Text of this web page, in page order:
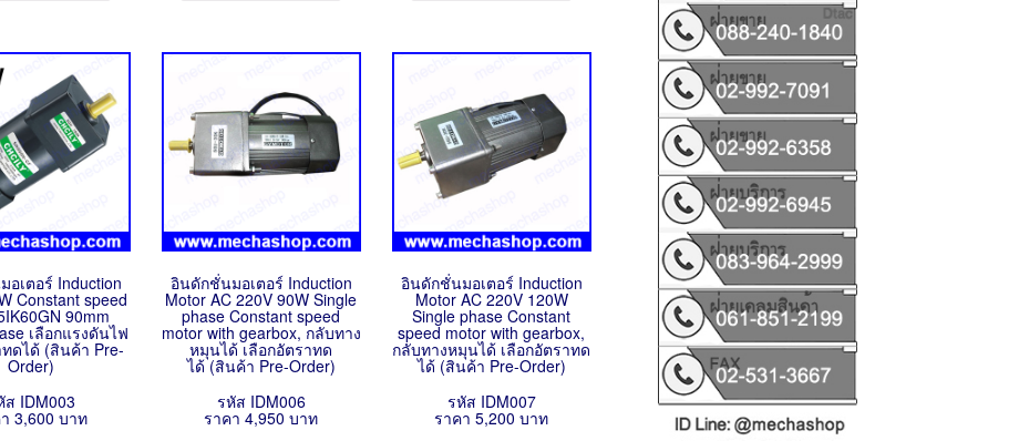
เตอร์ Induction
Constant speed
90mm
เลือกแรงดันไฟ
ดได้ (สินค้า Pre-
Order)
ส IDM003
3,600 บาท
อินดักชั่นมอเตอร์ Induction
Motor AC 220V 90W Single
phase Constant speed
motor with gearbox, กลับทาง
หมุนได้ เลือกอัตราทด
ได้ (สินค้า Pre-Order)
รหัส IDM006
ราคา 4,950 บาท
อินดักชั่นมอเตอร์ Induction
Motor AC 220V 120W
Single phase Constant
speed motor with gearbox,
กลับทางหมุนได้ เลือกอัตราทด
ได้ (สินค้า Pre-Order)
รหัส IDM007
ราคา 5,200 บาท